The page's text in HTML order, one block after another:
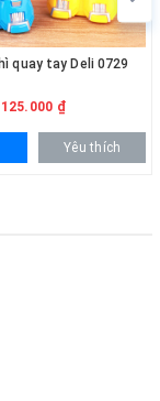
bằng cách lựa
chóng. Đối với
giá cực kỳ cạnh
quay tay Deli 0729
125.000 ₫
Yêu thích